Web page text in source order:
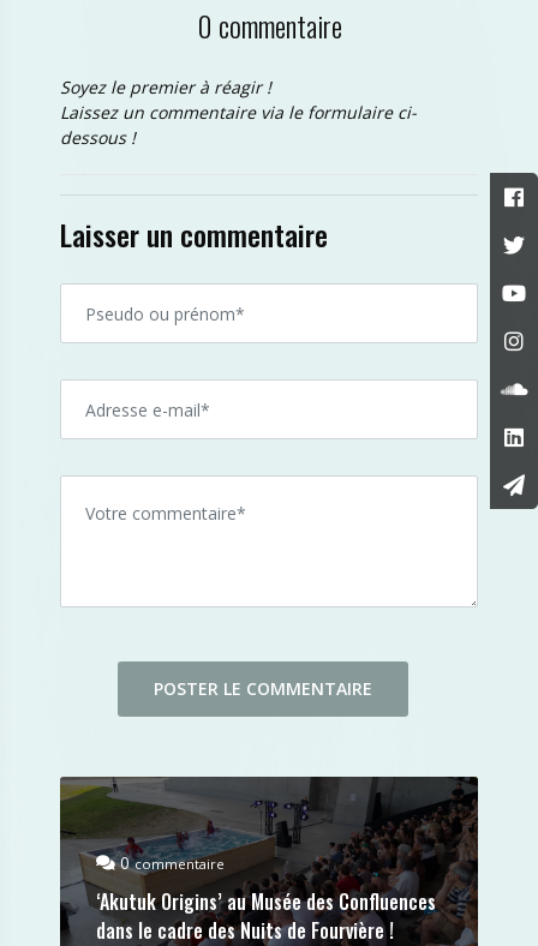
0 commentaire
Soyez le premier à réagir !
Laissez un commentaire via le formulaire ci-
dessous !
Laisser un commentaire
0commentaire
‘Akutuk Origins’ au Musée des Confluences
dans le cadre des Nuits de Fourvière !